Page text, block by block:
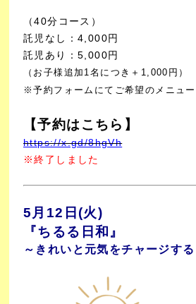
（40分コース）
託児なし：4,000円
託児あり：5,000円
（お子様追加1名につき＋1,000円）
※予約フォームにてご希望のメニュー
【予約はこちら】
https://x.gd/8hgVh
※終了しました
5月12日(火)
『ちるる日和』
～きれいと元気をチャージする